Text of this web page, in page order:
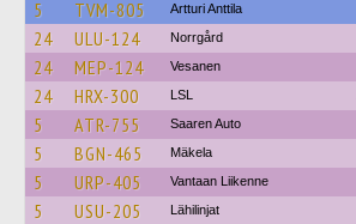
5 TVM-805 Artturi Anttila
24 ULU-124 Norrgård
24 MEP-124 Vesanen
24 HRX-300 LSL
5 ATR-755 Saaren Auto
5 BGN-465 Mäkela
5 URP-405 Vantaan Liikenne
5 USU-205 Lähilinjat